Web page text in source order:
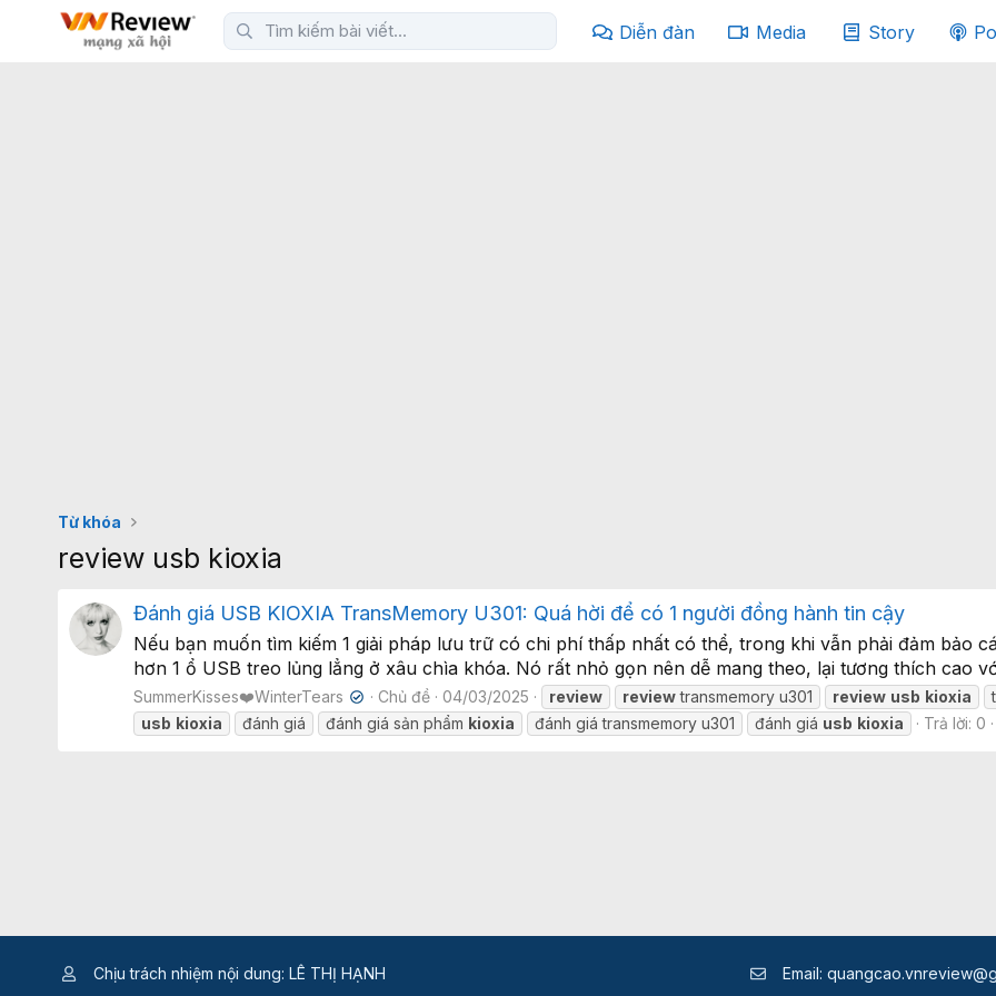
Diễn đàn Media Story
Từ khóa
review usb kioxia
Đánh giá USB KIOXIA TransMemory U301: Quá hời để có 1 người đồng hành tin cậy
Nếu bạn muốn tìm kiếm 1 giải pháp lưu trữ có chi phí thấp nhất có thể, trong khi vẫn phải đảm bảo
hơn 1 ổ USB treo lủng lẳng ở xâu chìa khóa. Nó rất nhỏ gọn nên dễ mang theo, lại tương thích cao
SummerKisses❤️WinterTears ✔ Chủ đề 04/03/2025 review reviewtransmemory u301 review usb kioxia
usb kioxia đánh giá đánh giá sản phẩm kioxia đánh giá transmemory u301 đánh giá usb kioxia Trả lời: 0
Chịu trách nhiệm nội dung: LÊ THỊ HẠNH Email: